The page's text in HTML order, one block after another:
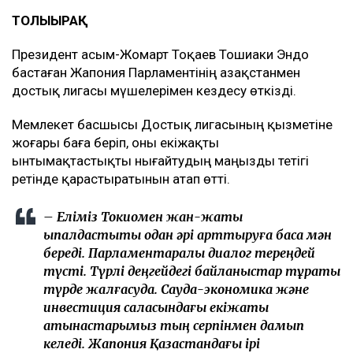
ТОЛЫҒЫРАҚ
Президент Қасым-Жомарт Тоқаев Тошиаки Эндо
бастаған Жапония Парламентінің Қазақстанмен
достық лигасы мүшелерімен кездесу өткізді.
Мемлекет басшысы Достық лигасының қызметіне
жоғары баға беріп, оны екіжақты
ынтымақтастықты нығайтудың маңызды тетігі
ретінде қарастыратынын атап өтті.
– Еліміз Токиомен жан-жақты
ықпалдастықты одан әрі арттыруға баса мән
береді. Парламентаралық диалог тереңдей
түсті. Түрлі деңгейдегі байланыстар тұрақты
түрде жалғасуда. Сауда-экономика және
инвестиция саласындағы екіжақты
қатынастарымыз тың серпінмен дамып
келеді. Жапония Қазақстандағы ірі